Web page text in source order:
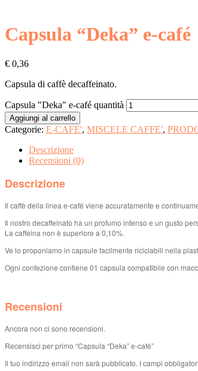
Capsula “Deka” e-café
€ 0,36
Capsula di caffè decaffeinato.
Capsula "Deka" e-café quantità
Aggiungi al carrello
Categorie: E-CAFE', MISCELE CAFFE',
Descrizione
Recensioni (0)
Descrizione
Il caffè della linea e-café viene accuratamente e
Il nostro decaffeinato ha un profumo intenso e un gusto
La caffeina non è superiore a 0,10%.
Ve lo proponiamo in capsule facilmente riciclabili nella
Ogni confezione contiene 01 capsula compatibile con
Recensioni
Ancora non ci sono recensioni.
Recensisci per primo “Capsula “Deka” e-café”
Il tuo indirizzo email non sarà pubblicato. I campi